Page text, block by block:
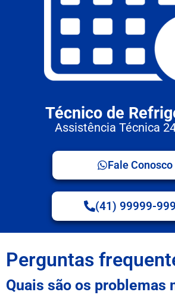
Técnico de
Assistência Técnica
Fale Conosco
(41) 99999-
Perguntas
Quais são os problemas